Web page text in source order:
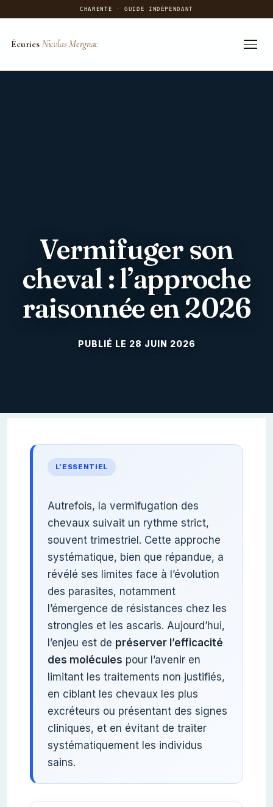
CHARENTE · GUIDE INDÉPENDANT
Écuries Nicolas Mergnac
Vermifuger son
cheval : l’approche
raisonnée en 2026
28 JUIN 2026
L’ESSENTIEL
Autrefois, la vermifugation des
chevaux suivait un rythme strict,
souvent trimestriel. Cette approche
systématique, bien que répandue, a
révélé ses limites face à l’évolution
des parasites, notamment
l’émergence de résistances chez les
strongles et les ascaris. Aujourd’hui,
l’enjeu est de préserver l’efficacité
des molécules pour l’avenir en
limitant les traitements non justifiés,
en ciblant les chevaux les plus
excréteurs ou présentant des signes
cliniques, et en évitant de traiter
systématiquement les individus
sains.